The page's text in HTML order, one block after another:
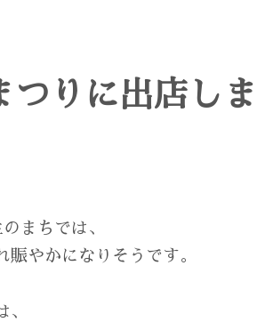
つりに出店し
まちでは、
やかになりそうです。